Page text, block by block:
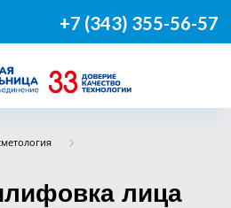
+7 (343) 355-56-57
лица